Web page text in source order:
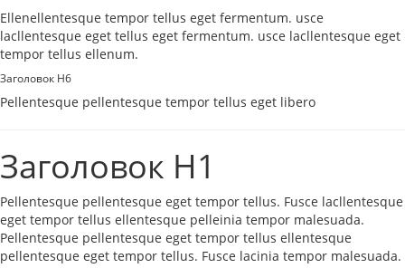
Ellenellentesque tempor tellus eget fermentum. usce
lacllentesque eget tellus eget fermentum. usce lacllentesque eget
tempor tellus ellenum.
Заголовок H6
Pellentesque pellentesque tempor tellus eget libero
Заголовок H1
Pellentesque pellentesque eget tempor tellus. Fusce lacllentesque
eget tempor tellus ellentesque pelleinia tempor malesuada.
Pellentesque pellentesque eget tempor tellus ellentesque
pellentesque eget tempor tellus. Fusce lacinia tempor malesuada.